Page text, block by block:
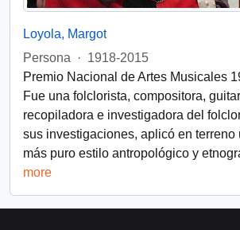
Loyola, Margot
Persona
· 1918-2015
Premio Nacional de Artes Musicales
Fue una folclorista, compositora,
recopiladora e investigadora del
sus investigaciones, aplicó en terreno
más puro estilo antropológico y
more